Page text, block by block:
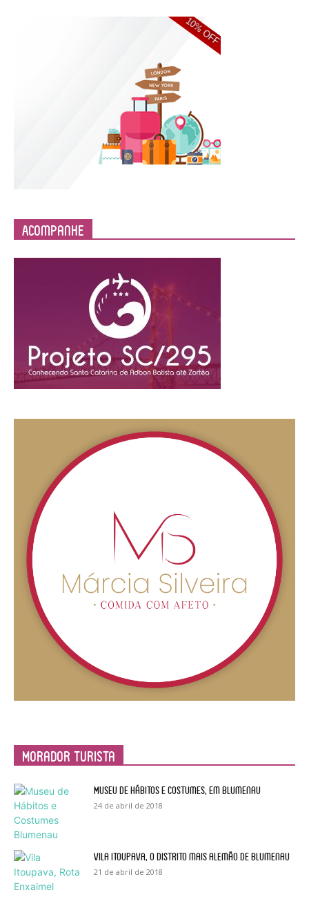
Acompanhe
Morador Turista
Museu de Hábitos e Costumes, em Blumenau
24 de abril de 2018
Vila Itoupava, o Distrito mais alemão de Blumenau
21 de abril de 2018